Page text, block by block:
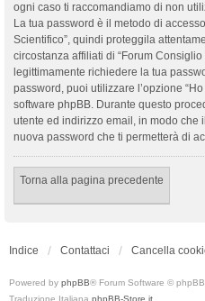
ogni caso ti raccomandiamo di non
La tua password è il metodo di
Scientifico”, quindi proteggila
circostanza affiliati di “Forum
legittimamente richiedere la tua
password, puoi utilizzare l’opzione
software phpBB. Durante questo
utente ed indirizzo email, in modo che
nuova password che ti permetterà di
Torna alla pagina precedente
Indice Contattaci Cancella
Powered by phpBB® Forum Software ©
Traduzione Italiana phpBB-Store.it